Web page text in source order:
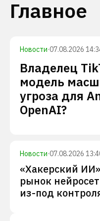
Главное
Новости·07.08.2026
Владелец
модель
угроза для
OpenAI?
Новости·07.08.2026
«Хакерский
рынок
из-под